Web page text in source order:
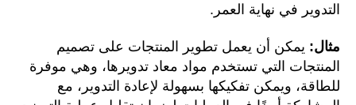
التدوير في نهاية العمر.
مثال: يمكن أن يعمل تطوير المنتجات على تصميم
المنتجات التي تستخدم مواد معاد تدويرها، وهي موفرة
للطاقة، ويمكن تفكيكها بسهولة لإعادة التدوير، مع